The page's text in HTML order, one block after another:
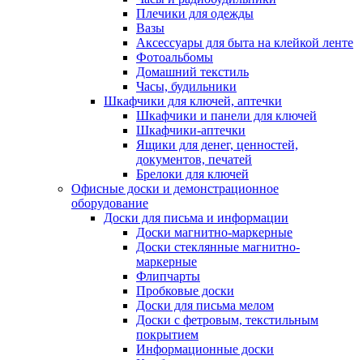
Плечики для одежды
Вазы
Аксессуары для быта на клейкой ленте
Фотоальбомы
Домашний текстиль
Часы, будильники
Шкафчики для ключей, аптечки
Шкафчики и панели для ключей
Шкафчики-аптечки
Ящики для денег, ценностей,
документов, печатей
Брелоки для ключей
Офисные доски и демонстрационное
оборудование
Доски для письма и информации
Доски магнитно-маркерные
Доски стеклянные магнитно-
маркерные
Флипчарты
Пробковые доски
Доски для письма мелом
Доски с фетровым, текстильным
покрытием
Информационные доски